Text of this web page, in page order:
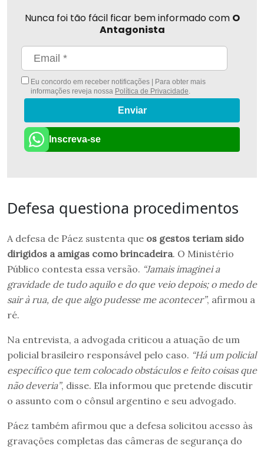
Nunca foi tão fácil ficar bem informado com O
Antagonista
Eu concordo em receber notificações | Para obter mais
informações reveja nossa Política de Privacidade.
Enviar
Inscreva-se
Defesa questiona procedimentos
A defesa de Páez sustenta que os gestos teriam sido
dirigidos a amigas como brincadeira. O Ministério
Público contesta essa versão. “Jamais imaginei a
gravidade de tudo aquilo e do que veio depois; o medo de
sair à rua, de que algo pudesse me acontecer”, afirmou a
ré.
Na entrevista, a advogada criticou a atuação de um
policial brasileiro responsável pelo caso. “Há um policial
específico que tem colocado obstáculos e feito coisas que
não deveria”, disse. Ela informou que pretende discutir
o assunto com o cônsul argentino e seu advogado.
Páez também afirmou que a defesa solicitou acesso às
gravações completas das câmeras de segurança do